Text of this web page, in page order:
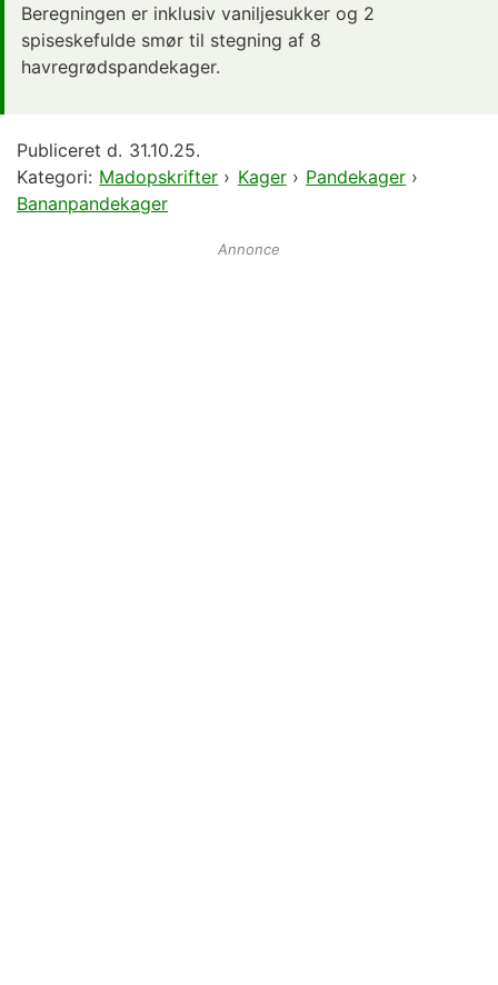
Beregningen er inklusiv vaniljesukker og 2
spiseskefulde smør til stegning af 8
havregrødspandekager.
Publiceret d. 31.10.25.
Kategori: Madopskrifter › Kager› Pandekager ›
Bananpandekager
Annonce